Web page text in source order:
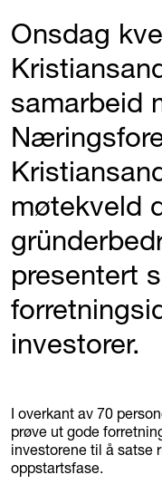
Onsdag
samarbeid
møtekveld
presentert
investorer.
I overkant av 70
prøve ut gode
investorene til å satse
oppstartsfase.